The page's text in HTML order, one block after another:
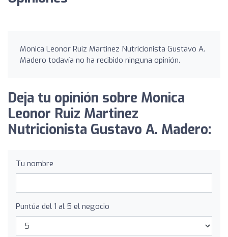
Monica Leonor Ruiz Martinez Nutricionista Gustavo A.
Madero todavía no ha recibido ninguna opinión.
Deja tu opinión sobre Monica
Leonor Ruiz Martinez
Nutricionista Gustavo A. Madero:
Tu nombre
Puntúa del 1 al 5 el negocio